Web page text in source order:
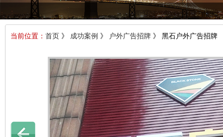
当前位置： 首页 》 成功案例 》 户外广告招牌 》 黑石户外广告招牌